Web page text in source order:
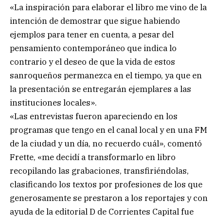
«La inspiración para elaborar el libro me vino de la
intención de demostrar que sigue habiendo
ejemplos para tener en cuenta, a pesar del
pensamiento contemporáneo que indica lo
contrario y el deseo de que la vida de estos
sanroqueños permanezca en el tiempo, ya que en
la presentación se entregarán ejemplares a las
instituciones locales».
«Las entrevistas fueron apareciendo en los
programas que tengo en el canal local y en una FM
de la ciudad y un día, no recuerdo cuál», comentó
Frette, «me decidí a transformarlo en libro
recopilando las grabaciones, transfiriéndolas,
clasificando los textos por profesiones de los que
generosamente se prestaron a los reportajes y con
ayuda de la editorial D de Corrientes Capital fue